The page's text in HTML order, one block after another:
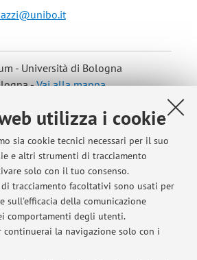
utilizza i cookie
sia cookie tecnici necessari per il suo
e altri strumenti di tracciamento
solo con il tuo consenso.
tracciamento facoltativi sono usati per
sull'efficacia della comunicazione
comportamenti degli utenti.
continuerai la navigazione solo con i
- Università di Bologna
-Vai alla mappa
martedi ore 11 presso il
Istituzioni, Storia.
martedi ore 11 presso il
Istituzioni, Storia, a meno di
al calendario delle lezioni